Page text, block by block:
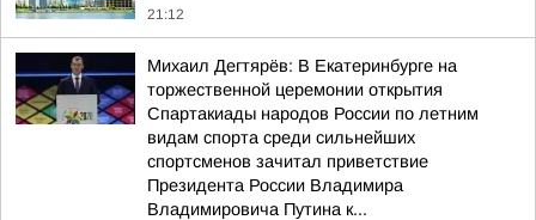
21:12
Михаил Дегтярёв: В Екатеринбурге на
торжественной церемонии открытия
Спартакиады народов России по летним
видам спорта среди сильнейших
спортсменов зачитал приветствие
Президента России Владимира
Владимировича Путина к...